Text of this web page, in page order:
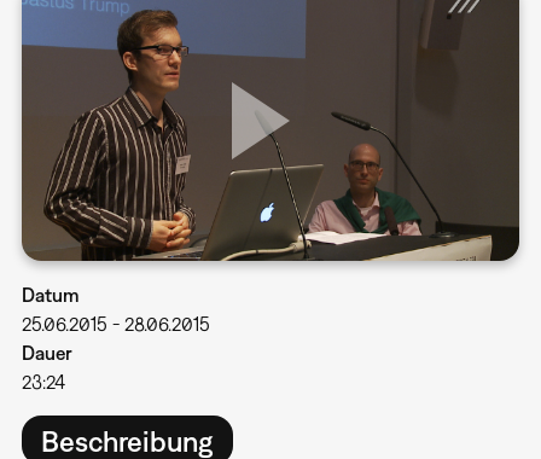
Datum
25.06.2015 - 28.06.2015
Dauer
23:24
Beschreibung